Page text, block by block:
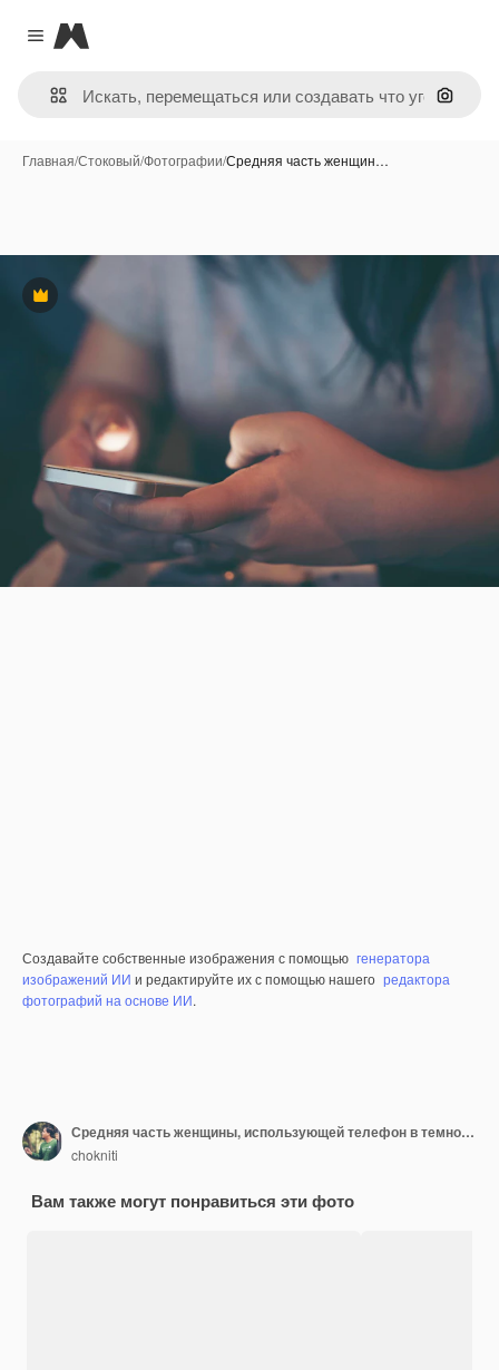
Close menu
Magnific
Поиск
Главная/Стоковый/Фотографии/Средняя часть женщин…
Премиум
Создавайте собственные изображения с помощью генератора
изображений ИИ и редактируйте их с помощью нашего редактора
фотографий на основе ИИ.
Средняя часть женщины, использующей телефон в темной комнате
chokniti
Вам также могут понравиться эти фото